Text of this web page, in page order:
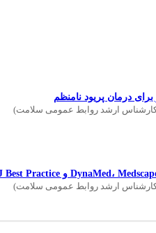
برای درمان پریود نامنظم
ارشد روابط عمومی سلامت)
ارشد روابط عمومی سلامت)